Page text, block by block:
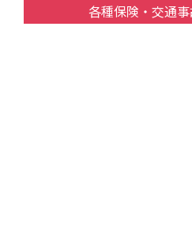
各種保険・交通